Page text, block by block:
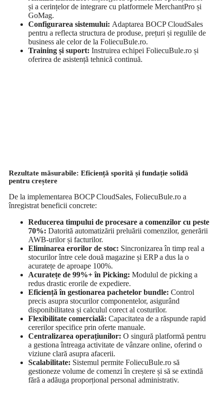
și a cerințelor de integrare cu platformele MerchantPro și
GoMag.
Configurarea sistemului: Adaptarea BOCP CloudSales
pentru a reflecta structura de produse, prețuri și regulile de
business ale celor de la FoliecuBule.ro.
Training și suport: Instruirea echipei FoliecuBule.ro și
oferirea de asistență tehnică continuă.
Rezultate măsurabile: Eficiență sporită și fundație solidă
pentru creștere
De la implementarea BOCP CloudSales, FoliecuBule.ro a
înregistrat beneficii concrete:
Reducerea timpului de procesare a comenzilor cu peste
70%: Datorită automatizării preluării comenzilor, generării
AWB-urilor și facturilor.
Eliminarea erorilor de stoc: Sincronizarea în timp real a
stocurilor între cele două magazine și ERP a dus la o
acuratețe de aproape 100%.
Acuratețe de 99%+ în Picking: Modulul de picking a
redus drastic erorile de expediere.
Eficiență în gestionarea pachetelor bundle: Control
precis asupra stocurilor componentelor, asigurând
disponibilitatea și calculul corect al costurilor.
Flexibilitate comercială: Capacitatea de a răspunde rapid
cererilor specifice prin oferte manuale.
Centralizarea operațiunilor: O singură platformă pentru
a gestiona întreaga activitate de vânzare online, oferind o
viziune clară asupra afacerii.
Scalabilitate: Sistemul permite FoliecuBule.ro să
gestioneze volume de comenzi în creștere și să se extindă
fără a adăuga proporțional personal administrativ.